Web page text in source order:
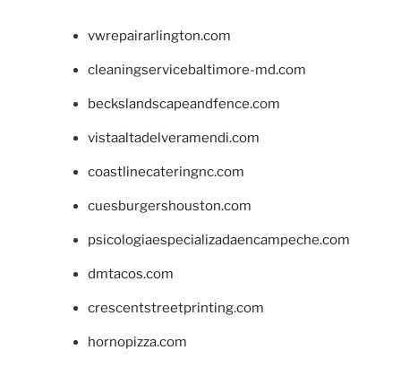
vwrepairarlington.com
cleaningservicebaltimore-md.com
beckslandscapeandfence.com
vistaaltadelveramendi.com
coastlinecateringnc.com
cuesburgershouston.com
psicologiaespecializadaencampeche.com
dmtacos.com
crescentstreetprinting.com
hornopizza.com